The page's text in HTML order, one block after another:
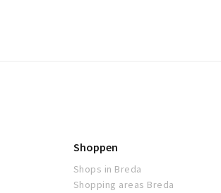
Shoppen
Shops in Breda
Shopping areas Breda